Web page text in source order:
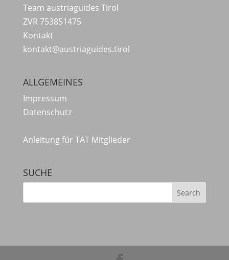
Team austriaguides Tirol
ZVR 753851475
Kontakt
kontakt@austriaguides.tirol
ALLGEMEINES
Impressum
Datenschutz
Anleitung für TAT Mitglieder
SUCHE